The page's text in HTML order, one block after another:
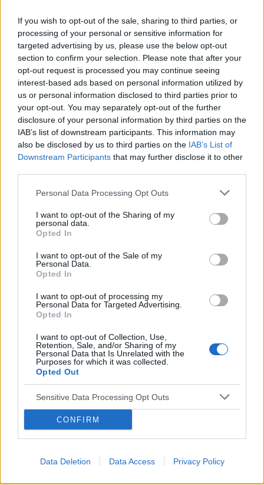
If you wish to opt-out of the sale, sharing to third parties, or
processing of your personal or sensitive information for
targeted advertising by us, please use the below opt-out
section to confirm your selection. Please note that after your
opt-out request is processed you may continue seeing
interest-based ads based on personal information utilized by
us or personal information disclosed to third parties prior to
your opt-out. You may separately opt-out of the further
disclosure of your personal information by third parties on the
IAB’s list of downstream participants. This information may
also be disclosed by us to third parties on the IAB’s List of
Downstream Participants that may further disclose it to other
Personal Data Processing Opt Outs
I want to opt-out of the Sharing of my
personal data.
Opted In
I want to opt-out of the Sale of my
Personal Data.
Opted In
I want to opt-out of processing my
Personal Data for Targeted Advertising.
Opted In
I want to opt-out of Collection, Use,
Retention, Sale, and/or Sharing of my
Personal Data that Is Unrelated with the
Purposes for which it was collected.
Opted Out
Sensitive Data Processing Opt Outs
CONFIRM
Data Deletion Data Access Privacy Policy
POWIĄZANE DYSKUSJE NA FORUM Z
KATEGORIINOS
gość
Forum:Problemy z nosem
nosowych dolnych metodą radiochirurgii Celon.
Ostatni byl 6 tygodni temu.Niestety nie ma żadnej
poprawy.Nos nadal jest niedrożny i muszę cały czas
od...
Reklama: